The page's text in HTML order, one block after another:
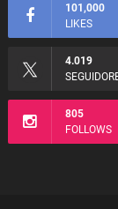
101,000
LIKES
4.019
805
FOLLOWS